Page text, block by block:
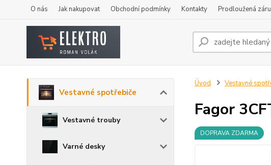
O nás Jak nakupovat Obchodní podmínky Kontakty Prodloužená
Vestavné spotřebiče
Vestavné trouby
Varné desky
Úvod Vestavné
Fagor
DOPRAVA ZDARMA